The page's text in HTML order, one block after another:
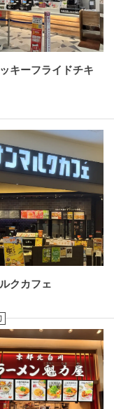
キーフライドチキ
クカフェ